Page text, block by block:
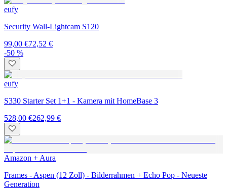
eufy
Security Wall-Lightcam S120
99,00 €72,52 €
-50 %
eufy
S330 Starter Set 1+1 - Kamera mit HomeBase 3
528,00 €262,99 €
Amazon + Aura
Frames - Aspen (12 Zoll) - Bilderrahmen + Echo Pop - Neueste
Generation